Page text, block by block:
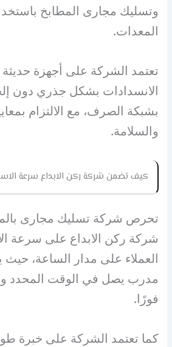
وتسليك مجارى المطابخ
المعدات.
تعتمد الشركة على أجهزة
الانسدادات بشكل جذري دون
بشبكة الصرف، مع الالتزام
والسلامة.
كيف تضمن شركة ركن الابداع سرعة
تحرص شركة تسليك مجارى
شركة ركن الابداع على سرعة
العملاء على مدار الساعة،
مدرب يصل في الوقت المحدد
فورًا.
كما تعتمد الشركة على خبرة